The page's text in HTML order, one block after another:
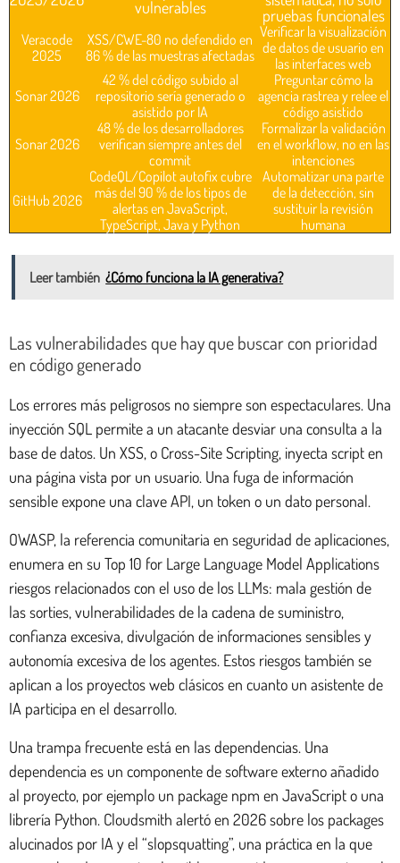
vulnerables
pruebas funcionales
Veracode
2025
XSS/CWE-80 no defendido en
86 % de las muestras afectadas
Verificar la visualización
de datos de usuario en
las interfaces web
Sonar 2026
42 % del código subido al
repositorio sería generado o
asistido por IA
Preguntar cómo la
agencia rastrea y relee el
código asistido
Sonar 2026
48 % de los desarrolladores
verifican siempre antes del
commit
Formalizar la validación
en el workflow, no en las
intenciones
GitHub 2026
CodeQL/Copilot autofix cubre
más del 90 % de los tipos de
alertas en JavaScript,
TypeScript, Java y Python
Automatizar una parte
de la detección, sin
sustituir la revisión
humana
Leer también ¿Cómo funciona la IA generativa?
Las vulnerabilidades que hay que buscar con prioridad
en código generado
Los errores más peligrosos no siempre son espectaculares. Una
inyección SQL permite a un atacante desviar una consulta a la
base de datos. Un XSS, o Cross-Site Scripting, inyecta script en
una página vista por un usuario. Una fuga de información
sensible expone una clave API, un token o un dato personal.
OWASP, la referencia comunitaria en seguridad de aplicaciones,
enumera en su Top 10 for Large Language Model Applications
riesgos relacionados con el uso de los LLMs: mala gestión de
las sorties, vulnerabilidades de la cadena de suministro,
confianza excesiva, divulgación de informaciones sensibles y
autonomía excesiva de los agentes. Estos riesgos también se
aplican a los proyectos web clásicos en cuanto un asistente de
IA participa en el desarrollo.
Una trampa frecuente está en las dependencias. Una
dependencia es un componente de software externo añadido
al proyecto, por ejemplo un package npm en JavaScript o una
librería Python. Cloudsmith alertó en 2026 sobre los packages
alucinados por IA y el “slopsquatting”, una práctica en la que